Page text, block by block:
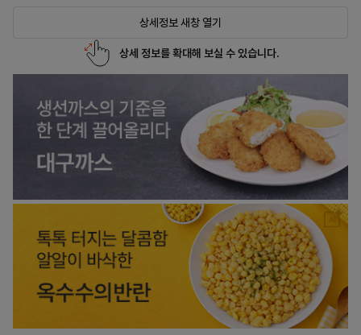
상세정보 새창 열기
상세 정보를 확대해 보실 수 있습니다.